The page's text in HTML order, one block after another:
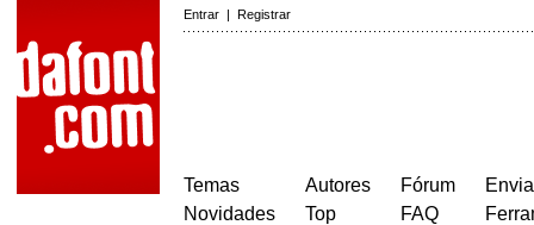
Entrar | Registrar
Temas
Novidades
Autores
Top
Fórum
FAQ